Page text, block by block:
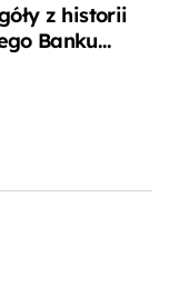
z historii
Banku
nie